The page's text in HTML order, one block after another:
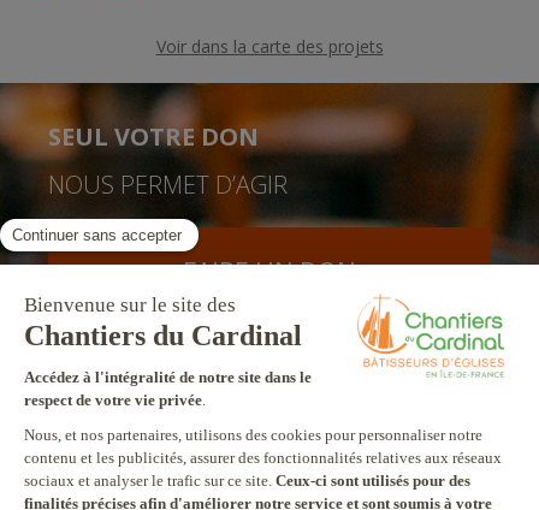
Voir dans la carte des projets
SEUL VOTRE DON
NOUS PERMET D’AGIR
FAIRE UN DON